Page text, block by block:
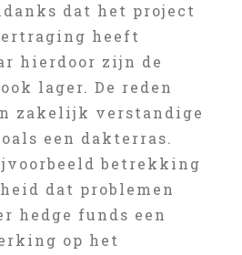
dat het project
heeft
hierdoor zijn de
lager. De reden
zakelijk verstandige
een dakterras.
betrekking
dat problemen
hedge funds een
op het